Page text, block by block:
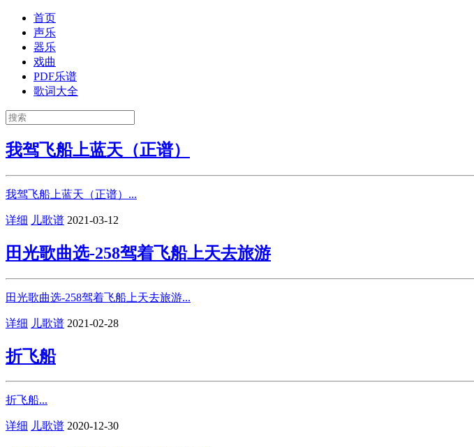
首页
声乐
器乐
戏曲
PDF乐谱
歌词大全
我驾飞船上蓝天（正谱）
我驾飞船上蓝天（正谱）...
详细 儿歌谱 2021-03-12
田光歌曲选-258驾着飞船上天去旅游
田光歌曲选-258驾着飞船上天去旅游...
详细 儿歌谱 2021-02-28
折飞船
折飞船...
详细 儿歌谱 2020-12-30